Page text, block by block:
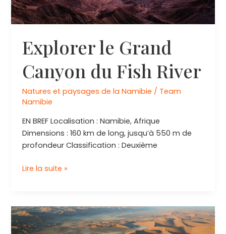
Explorer le Grand
Canyon du Fish River
Natures et paysages de la Namibie / Team
Namibie
EN BREF Localisation : Namibie, Afrique
Dimensions : 160 km de long, jusqu’à 550 m de
profondeur Classification : Deuxième
Explorer
Canyon
du
Fish
Lire la suite »